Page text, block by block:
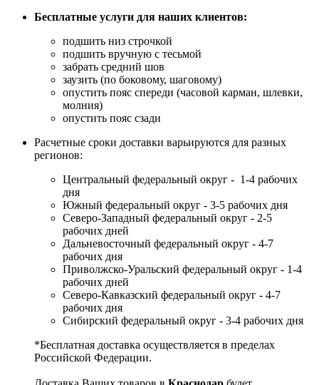
Бесплатные услуги для наших клиентов:
подшить низ строчкой
подшить вручную с тесьмой
забрать средний шов
заузить (по боковому, шаговому)
опустить пояс спереди (часовой карман, шлевки,
молния)
опустить пояс сзади
Расчетные сроки доставки варьируются для разных
регионов:
Центральный федеральный округ - 1-4 рабочих
дня
Южный федеральный округ - 3-5 рабочих дня
Северо-Западный федеральный округ - 2-5
рабочих дней
Дальневосточный федеральный округ - 4-7
рабочих дня
Приволжско-Уральский федеральный округ - 1-4
рабочих дней
Северо-Кавказский федеральный округ - 4-7
рабочих дня
Сибирский федеральный округ - 3-4 рабочих дня
*Бесплатная доставка осуществляется в пределах
Российской Федерации.